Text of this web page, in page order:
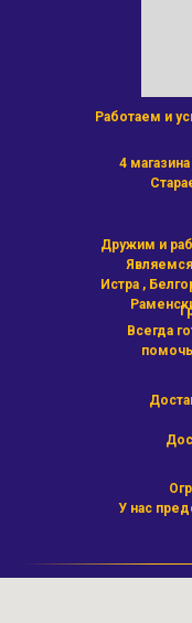
Работаем и
4
Дружим и
Истра ,
Всегда
У нас